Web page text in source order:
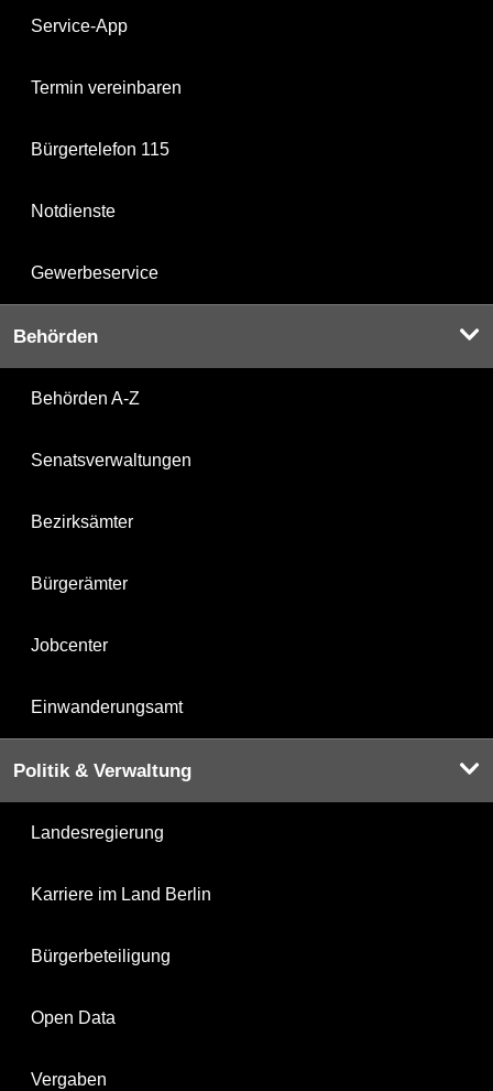
Service-App
Termin vereinbaren
Bürgertelefon 115
Notdienste
Gewerbeservice
Behörden
Behörden A-Z
Senatsverwaltungen
Bezirksämter
Bürgerämter
Jobcenter
Einwanderungsamt
Politik & Verwaltung
Landesregierung
Karriere im Land Berlin
Bürgerbeteiligung
Open Data
Vergaben